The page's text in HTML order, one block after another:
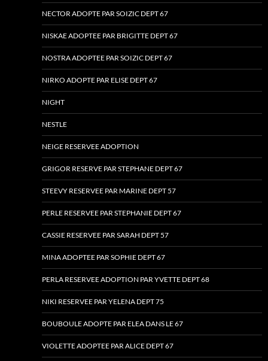
NECTOR ADOPTE PAR SOIZIC DEPT 67
NISKAE ADOPTEE PAR BRIGITTE DEPT 67
NOSTRA ADOPTEE PAR SOIZIC DEPT 67
NIRKO ADOPTE PAR ELISE DEPT 67
NIGHT
NESTLE
NEIGE RESERVEE ADOPTION
GRIGOR RESERVE PAR STEPHANE DEPT 67
STEEVY RESERVEE PAR MARINE DEPT 57
PERLE RESERVEE PAR STEPHANIE DEPT 67
CASSIE RESERVEE PAR SARAH DEPT 57
MINA ADOPTEE PAR SOPHIE DEPT 67
PERLA RESERVEE ADOPTION PAR YVETTE DEPT 68
NIKI RESERVEE PAR YELENA DEPT 75
BOUBOULE ADOPTE PAR ELEA DANS LE 67
VIOLETTE ADOPTEE PAR ALICE DEPT 67